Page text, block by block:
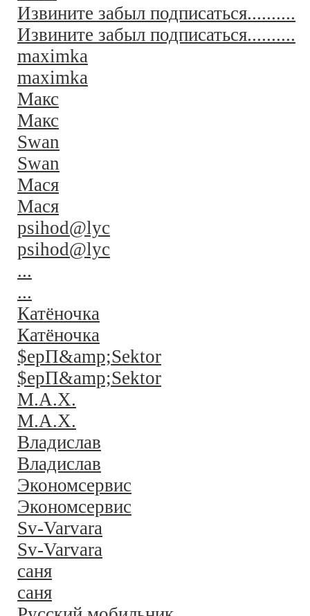
Извините забыл подписаться..........
Извините забыл подписаться..........
maximka
maximka
Макс
Макс
Swan
Swan
Мася
Мася
psihod@lyc
psihod@lyc
...
...
Катёночка
Катёночка
$ерП&amp;Sektor
$ерП&amp;Sektor
M.A.X.
M.A.X.
Владислав
Владислав
Экономсервис
Экономсервис
Sv-Varvara
Sv-Varvara
саня
саня